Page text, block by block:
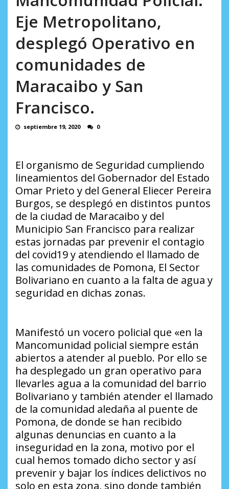
Eje Metropolitano,
desplegó Operativo en
comunidades de
Maracaibo y San
Francisco.
septiembre 19, 2020 0
El organismo de Seguridad cumpliendo
lineamientos del Gobernador del Estado
Omar Prieto y del General Eliecer Pereira
Burgos, se desplegó en distintos puntos
de la ciudad de Maracaibo y del
Municipio San Francisco para realizar
estas jornadas par prevenir el contagio
del covid19 y atendiendo el llamado de
las comunidades de Pomona, El Sector
Bolivariano en cuanto a la falta de agua y
seguridad en dichas zonas.
Manifestó un vocero policial que «en la
Mancomunidad policial siempre están
abiertos a atender al pueblo. Por ello se
ha desplegado un gran operativo para
llevarles agua a la comunidad del barrio
Bolivariano y también atender el llamado
de la comunidad aledaña al puente de
Pomona, de donde se han recibido
algunas denuncias en cuanto a la
inseguridad en la zona, motivo por el
cual hemos tomado dicho sector y así
prevenir y bajar los índices delictivos no
solo en esta zona, sino donde también